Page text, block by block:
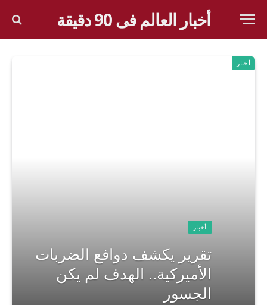
أخبار العالم فى 90 دقيقة
أخبار
أخبار
تقرير يكشف دوافع الضربات
الأميركية.. الهدف لم يكن
الجسور